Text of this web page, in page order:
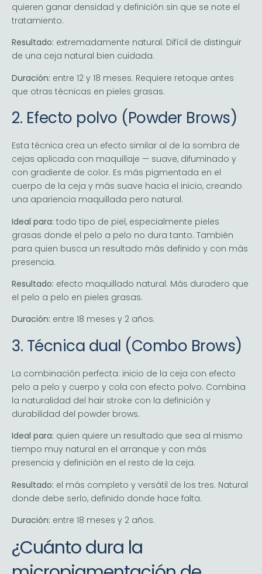
quieren ganar densidad y definición sin que se note el
tratamiento.
Resultado: extremadamente natural. Difícil de distinguir
de una ceja natural bien cuidada.
Duración: entre 12 y 18 meses. Requiere retoque antes
que otras técnicas en pieles grasas.
2. Efecto polvo (Powder Brows)
Esta técnica crea un efecto similar al de la sombra de
cejas aplicada con maquillaje — suave, difuminado y
con gradiente de color. Es más pigmentada en el
cuerpo de la ceja y más suave hacia el inicio, creando
una apariencia maquillada pero natural.
Ideal para: todo tipo de piel, especialmente pieles
grasas donde el pelo a pelo no dura tanto. También
para quien busca un resultado más definido y con más
presencia.
Resultado: efecto maquillado natural. Más duradero que
el pelo a pelo en pieles grasas.
Duración: entre 18 meses y 2 años.
3. Técnica dual (Combo Brows)
La combinación perfecta: inicio de la ceja con efecto
pelo a pelo y cuerpo y cola con efecto polvo. Combina
la naturalidad del hair stroke con la definición y
durabilidad del powder brows.
Ideal para: quien quiere un resultado que sea al mismo
tiempo muy natural en el arranque y con más
presencia y definición en el resto de la ceja.
Resultado: el más completo y versátil de los tres. Natural
donde debe serlo, definido donde hace falta.
Duración: entre 18 meses y 2 años.
¿Cuánto dura la